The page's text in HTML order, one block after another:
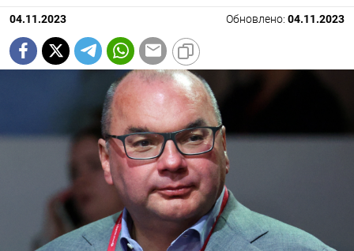
04.11.2023 Обновлено: 04.11.2023